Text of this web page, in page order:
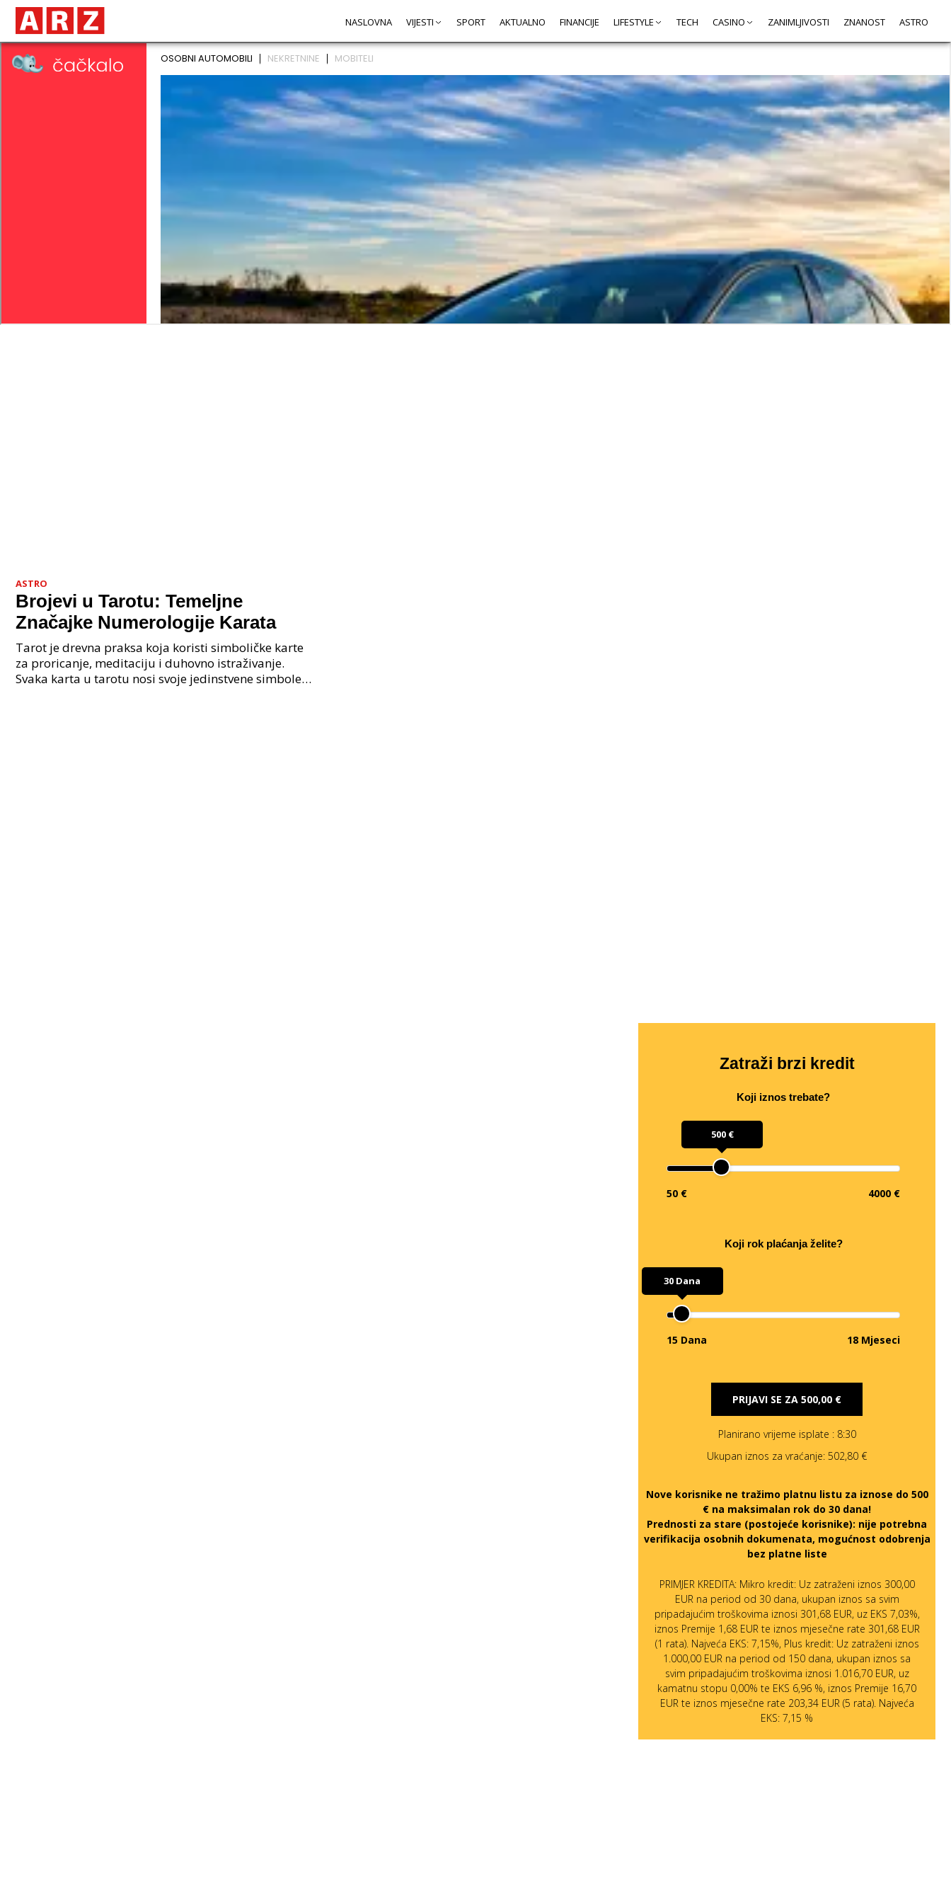
NASLOVNA VIJESTI SPORT AKTUALNO FINANCIJE LIFESTYLE TECH CASINO ZANIMLJIVOSTI ZNANOST ASTRO
ASTRO
Brojevi u Tarotu: Temeljne
Značajke Numerologije Karata
Tarot je drevna praksa koja koristi simboličke karte
za proricanje, meditaciju i duhovno istraživanje.
Svaka karta u tarotu nosi svoje jedinstvene simbole i
Zatraži brzi kredit
Koji iznos trebate?
500 €
50 € 4000 €
Koji rok plaćanja želite?
30 Dana
15 Dana 18 Mjeseci
PRIJAVI SE ZA 500,00 €
Planirano vrijeme isplate : 8:30
Ukupan iznos za vraćanje: 502,80 €
Nove korisnike ne tražimo platnu listu za iznose do 500
€ na maksimalan rok do 30 dana!
Prednosti za stare (postojeće korisnike): nije potrebna
verifikacija osobnih dokumenata, mogućnost odobrenja
bez platne liste
PRIMJER KREDITA: Mikro kredit: Uz zatraženi iznos 300,00
EUR na period od 30 dana, ukupan iznos sa svim
pripadajućim troškovima iznosi 301,68 EUR, uz EKS 7,03%,
iznos Premije 1,68 EUR te iznos mjesečne rate 301,68 EUR
(1 rata). Najveća EKS: 7,15%, Plus kredit: Uz zatraženi iznos
1.000,00 EUR na period od 150 dana, ukupan iznos sa
svim pripadajućim troškovima iznosi 1.016,70 EUR, uz
kamatnu stopu 0,00% te EKS 6,96 %, iznos Premije 16,70
EUR te iznos mjesečne rate 203,34 EUR (5 rata). Najveća
EKS: 7,15 %